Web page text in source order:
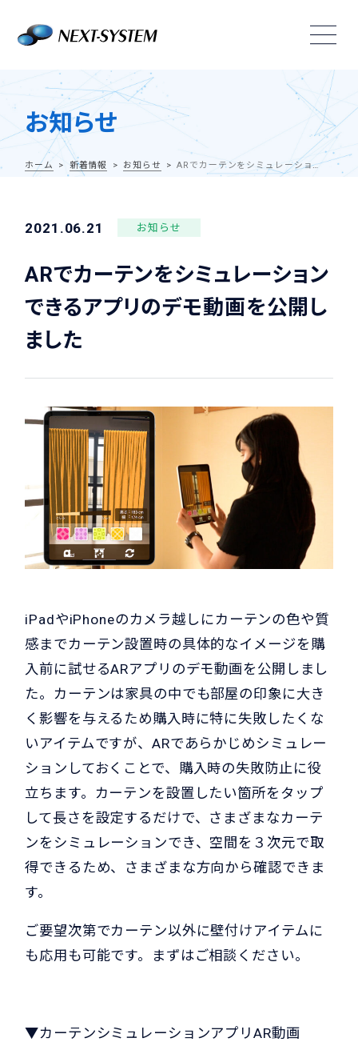
お知らせ
ホーム 新着情報 お知らせ ARでカーテンをシミュレーションできるアプリのデモ動画を公開しました
2021.06.21 お知らせ
ARでカーテンをシミュレーション
できるアプリのデモ動画を公開し
ました
iPadやiPhoneのカメラ越しにカーテンの色や質
感までカーテン設置時の具体的なイメージを購
入前に試せるARアプリのデモ動画を公開しまし
た。カーテンは家具の中でも部屋の印象に大き
く影響を与えるため購入時に特に失敗したくな
いアイテムですが、ARであらかじめシミュレー
ションしておくことで、購入時の失敗防止に役
立ちます。カーテンを設置したい箇所をタップ
して長さを設定するだけで、さまざまなカーテ
ンをシミュレーションでき、空間を３次元で取
得できるため、さまざまな方向から確認できま
す。
ご要望次第でカーテン以外に壁付けアイテムに
も応用も可能です。まずはご相談ください。
▼カーテンシミュレーションアプリAR動画